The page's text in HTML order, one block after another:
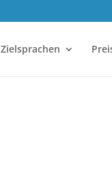
Zielsprachen